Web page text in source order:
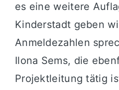
es eine weitere
Kinderstadt geben
Anmeldezahlen
Ilona Sems, die
Projektleitung tätig